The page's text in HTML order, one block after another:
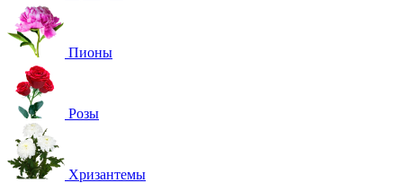
Пионы
Розы
Хризантемы